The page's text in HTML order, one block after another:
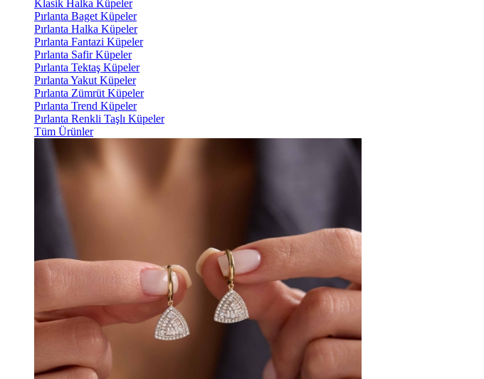
Klasik Halka Küpeler
Pırlanta Baget Küpeler
Pırlanta Halka Küpeler
Pırlanta Fantazi Küpeler
Pırlanta Safir Küpeler
Pırlanta Tektaş Küpeler
Pırlanta Yakut Küpeler
Pırlanta Zümrüt Küpeler
Pırlanta Trend Küpeler
Pırlanta Renkli Taşlı Küpeler
Tüm Ürünler